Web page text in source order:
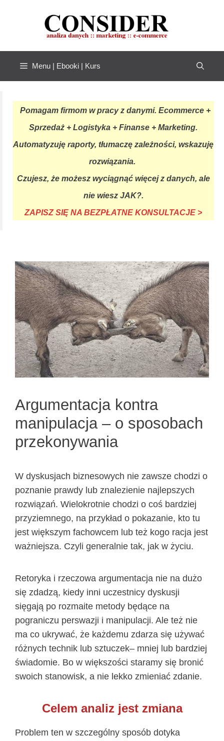
Menu | Ebooki | Kurs
Pomagam firmom w pracy z danymi. Ecommerce +
Sprzedaż + Logistyka + Finanse + Marketing.
Automatyzuję raporty, tłumaczę zależności, wskazuję
rozwiązania.
Czujesz, że możesz wyciągnąć więcej z danych, ale
nie wiesz JAK?.
ZAPISZ SIĘ NA BEZPŁATNE KONSULTACJE >
Argumentacja kontra
manipulacja – o sposobach
przekonywania
W dyskusjach biznesowych nie zawsze chodzi o
poznanie prawdy lub znalezienie najlepszych
rozwiązań. Wielokrotnie chodzi o coś bardziej
przyziemnego, na przykład o pokazanie, kto tu
jest większym fachowcem lub też kogo racja jest
ważniejsza. Czyli generalnie tak, jak w życiu.
Retoryka i rzeczowa argumentacja nie na dużo
się zdadzą, kiedy inni uczestnicy dyskusji
sięgają po rozmaite metody będące na
pograniczu perswazji i manipulacji. Ale też nie
ma co ukrywać, że każdemu zdarza się używać
różnych technik lub sztuczek– mniej lub bardziej
świadomie. Bo w większości staramy się bronić
swoich stanowisk, a nie lekko zmieniać zdanie.
Celem analiz jest zmiana
Problem ten w szczególny sposób dotyka